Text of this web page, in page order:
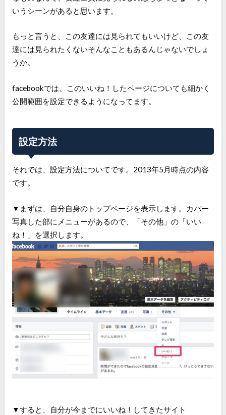
いうシーンがあると思います。
もっと言うと、この友達には見られてもいいけど、この友
達には見られたくないそんなこともあるんじゃないでしょ
うか。
facebookでは、このいいね！したページについても細かく
公開範囲を設定できるようになってます。
設定方法
それでは、設定方法についてです。2013年5月時点の内容
です。
▼まずは、自分自身のトップページを表示します。カバー
写真した部にメニューがあるので、「その他」の「いい
ね！」を選択します。
▼すると、自分が今までにいいね！してきたサイト